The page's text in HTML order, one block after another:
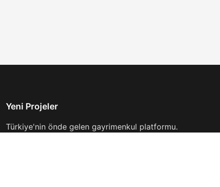
Yeni Projeler
Türkiye'nin önde gelen gayrimenkul platformu.